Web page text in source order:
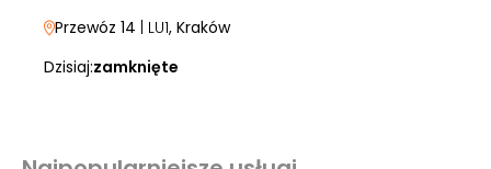
Przewóz 14 | LU1, Kraków
Dzisiaj:zamknięte